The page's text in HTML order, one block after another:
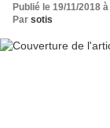
Publié le 19/11/2018
Par sotis